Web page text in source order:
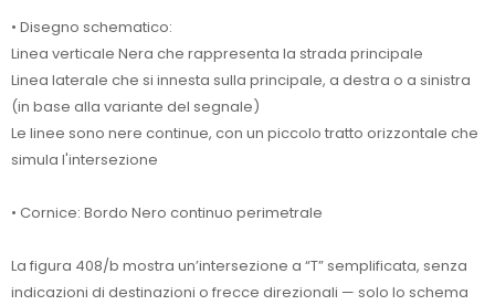
• Disegno schematico:
Linea verticale Nera che rappresenta la strada principale
Linea laterale che si innesta sulla principale, a destra o a sinistra
(in base alla variante del segnale)
Le linee sono nere continue, con un piccolo tratto orizzontale che
simula l'intersezione
• Cornice: Bordo Nero continuo perimetrale
La figura 408/b mostra un’intersezione a “T” semplificata, senza
indicazioni di destinazioni o frecce direzionali — solo lo schema